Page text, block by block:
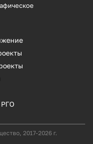
РГО
2017-2026 г.